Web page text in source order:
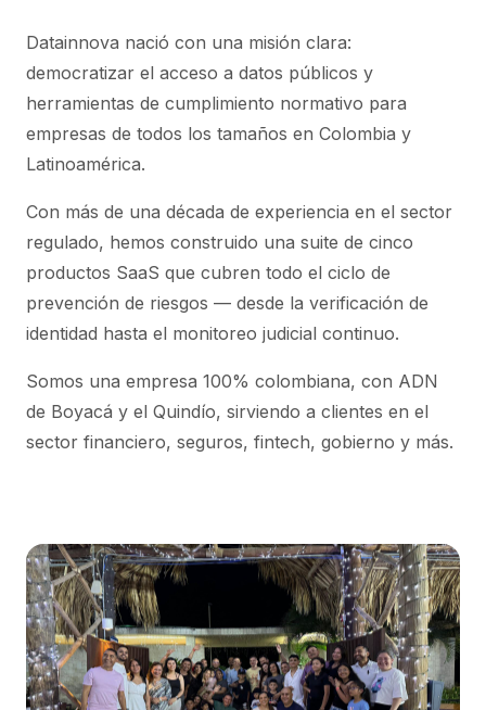
Datainnova nació con una misión clara:
democratizar el acceso a datos públicos y
herramientas de cumplimiento normativo para
empresas de todos los tamaños en Colombia y
Latinoamérica.
Con más de una década de experiencia en el sector
regulado, hemos construido una suite de cinco
productos SaaS que cubren todo el ciclo de
prevención de riesgos — desde la verificación de
identidad hasta el monitoreo judicial continuo.
Somos una empresa 100% colombiana, con ADN
de Boyacá y el Quindío, sirviendo a clientes en el
sector financiero, seguros, fintech, gobierno y más.